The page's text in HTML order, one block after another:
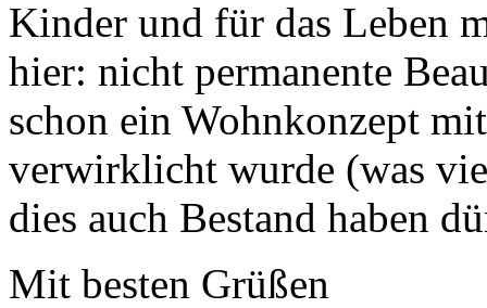
Kinder und für das Leben
hier: nicht permanente
schon ein Wohnkonzept
verwirklicht wurde (was
dies auch Bestand haben
Mit besten Grüßen